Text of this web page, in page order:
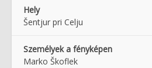
Hely
Šentjur pri Celju
Személyek a fényképen
Marko Škoflek